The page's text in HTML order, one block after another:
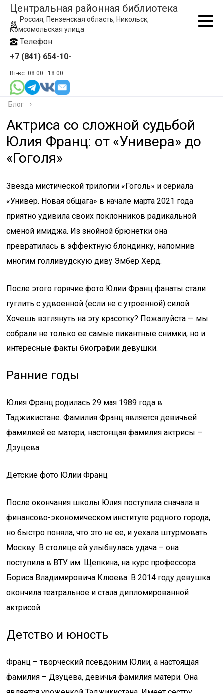
Центральная районная библиотека
Россия, Пензенская область, Никольск,
Комсомольская улица
Телефон:
+7 (841) 654-10-
Вт-вс: 08:00—18:00
Блог ›
Актриса со сложной судьбой
Юлия Франц: от «Универа» до
«Гоголя»
Звезда мистической трилогии «Гоголь» и сериала
«Универ. Новая общага» в начале марта 2021 года
приятно удивила своих поклонников радикальной
сменой имиджа. Из знойной брюнетки она
превратилась в эффектную блондинку, напомнив
многим голливудскую диву Эмбер Херд.
После этого горячие фото Юлии Франц фанаты стали
гуглить с удвоенной (если не с утроенной) силой.
Хочешь взглянуть на эту красотку? Пожалуйста — мы
собрали не только ее самые пикантные снимки, но и
интересные факты биографии девушки.
Ранние годы
Юлия Франц родилась 29 мая 1989 года в
Таджикистане. Фамилия Франц является девичьей
фамилией ее матери, настоящая фамилия актрисы –
Дзуцева.
Детские фото Юлии Франц
После окончания школы Юлия поступила сначала в
финансово-экономическом институте родного города,
но быстро поняла, что это не ее, и уехала штурмовать
Москву. В столице ей улыбнулась удача – она
поступила в ВТУ им. Щепкина, на курс профессора
Бориса Владимировича Клюева. В 2014 году девушка
окончила театральное и стала дипломированной
актрисой.
Детство и юность
Франц – творческий псевдоним Юлии, а настоящая
фамилия – Дзуцева, девичья фамилия матери. Она